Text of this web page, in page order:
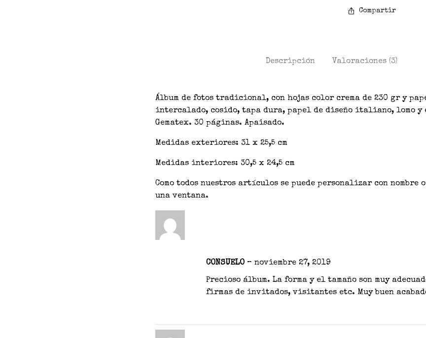
Compartir
Descripción Valoraciones (3)
Álbum de fotos tradicional, con hojas color crema de 230 gr y
intercalado, cosido, tapa dura, papel de diseño italiano, lomo y
Gematex. 30 páginas. Apaisado.
Medidas exteriores: 31 x 25,5 cm
Medidas interiores: 30,5 x 24,5 cm
Como todos nuestros artículos se puede personalizar con
una ventana.
CONSUELO – noviembre 27, 2019
Precioso álbum. La forma y el tamaño son muy
firmas de invitados, visitantes etc. Muy buen